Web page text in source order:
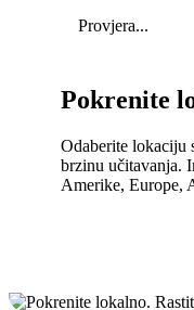
Provjera...
Pokrenite
Odaberite lokaciju
brzinu učitavanja.
Amerike, Europe,